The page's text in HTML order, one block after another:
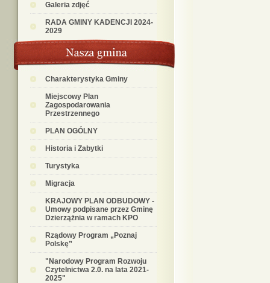
Galeria zdjęć
RADA GMINY KADENCJI 2024-
2029
Charakterystyka Gminy
Miejscowy Plan
Zagospodarowania
Przestrzennego
PLAN OGÓLNY
Historia i Zabytki
Turystyka
Migracja
KRAJOWY PLAN ODBUDOWY -
Umowy podpisane przez Gminę
Dzierzążnia w ramach KPO
Rządowy Program „Poznaj
Polskę”
"Narodowy Program Rozwoju
Czytelnictwa 2.0. na lata 2021-
2025"